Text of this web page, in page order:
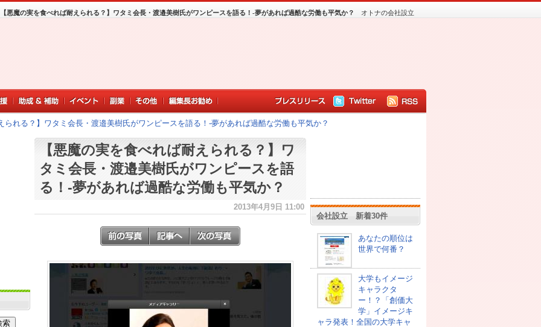
オトナの会社設立
【悪魔の実を食べれば耐えられる？】ワタミ会長・渡邉美樹氏がワンピースを語る！-夢があれば過酷な労働も平気か？
られる？】ワタミ会長・渡邉美樹氏がワンピースを語る！-夢があれば過酷な労働も平気か？
【悪魔の実を食べれば耐えられる？】ワ
タミ会長・渡邉美樹氏がワンピースを語
る！-夢があれば過酷な労働も平気か？
2013年4月9日 11:00
会社設立 新着30件
あなたの順位は
世界で何番？
大学もイメージ
キャラクタ
ー！？「創価大
学」イメージキ
ャラ発表！全国の大学キャ